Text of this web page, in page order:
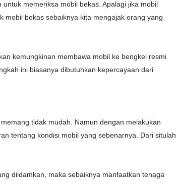
memeriksa mobil bekas. Apalagi jika mobil
mobil bekas sebaiknya kita mengajak orang yang
kemungkinan membawa mobil ke bengkel resmi
ini biasanya dibutuhkan kepercayaan dari
tidak mudah. Namun dengan melakukan
tentang kondisi mobil yang sebenarnya. Dari situlah
diidamkan, maka sebaiknya manfaatkan tenaga